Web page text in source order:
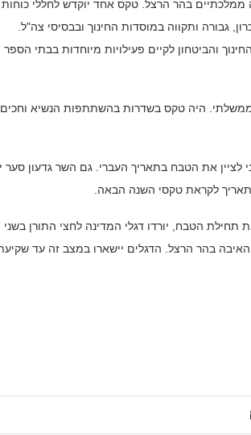
ממלכתיים בהר הרצל. טקס אחד יוקדש לחללי כוחות
גבורה ותקווה במוסדות החינוך ובבסיסי צה"ל.
והביטחון לקיים פעילויות מיוחדות בבתי הספר
היה טקס בשדרות בהשתתפות הנשיא וחכים
לציין את הטבח בתאריך העברי. גם השר גדעון סער
לקראת טקסי השנה הבאה.
06:00 בבוקר ה-27 באוקטובר. בשעה 06:29, המסמלת את תחילת הטבח, יורדו דגלי המדינה לחצי התורן בשני
האיבה בהר הרצל. הדגלים יישארו במצב זה עד